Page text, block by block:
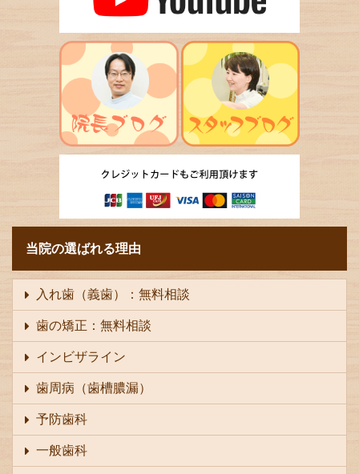
当院の選ばれる理由
入れ歯（義歯）：無料相談
歯の矯正：無料相談
インビザライン
歯周病（歯槽膿漏）
予防歯科
一般歯科